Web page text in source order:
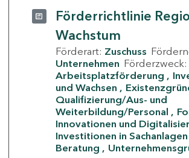
Förderrichtlinie
Wachstum
Förderart: Zuschuss
Unternehmen Förderzweck:
Arbeitsplatzförderung
und Wachsen
Qualifizierung/Aus- und
Weiterbildung/Personal
Innovationen und
Investitionen in
Beratung